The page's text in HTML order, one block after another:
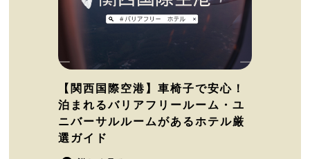
【関西国際空港】車椅子で安心！
泊まれるバリアフリールーム・ユ
ニバーサルルームがあるホテル厳
選ガイド